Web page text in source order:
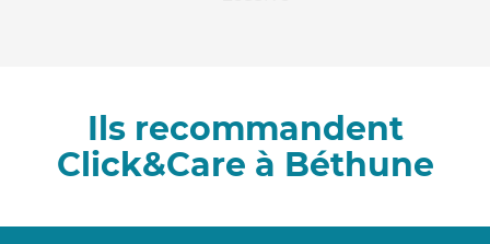
Ils recommandent
Click&Care à Béthune